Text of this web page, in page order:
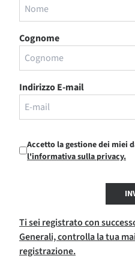
Cognome
Indirizzo E-mail
Accetto la gestione dei miei
l'informativa sulla privacy.
Ti sei registrato con
Generali, controlla la tua
registrazione.